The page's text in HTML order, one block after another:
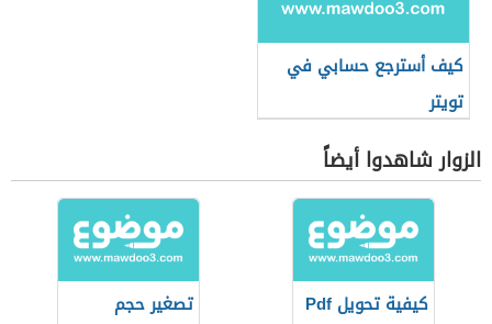
كيف أسترجع حسابي في
تويتر
الزوار شاهدوا أيضاً
كيفية تحويل Pdf
تصغير حجم